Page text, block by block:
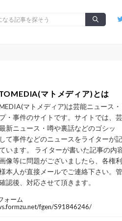
マトメディア)とは
マトメディア)は芸能ニュース・
・事件のサイトです。サイトでは、芸
新ニュース・噂や裏話などのゴシッ
て事件などのニュースをライターが記
います。 ライターが書いた記事の内
像等に問題がございましたら、各権利
本人が直接メールでご連絡下さい。管
認後、対応させて頂きます。
ォーム
fgen/S91846246/